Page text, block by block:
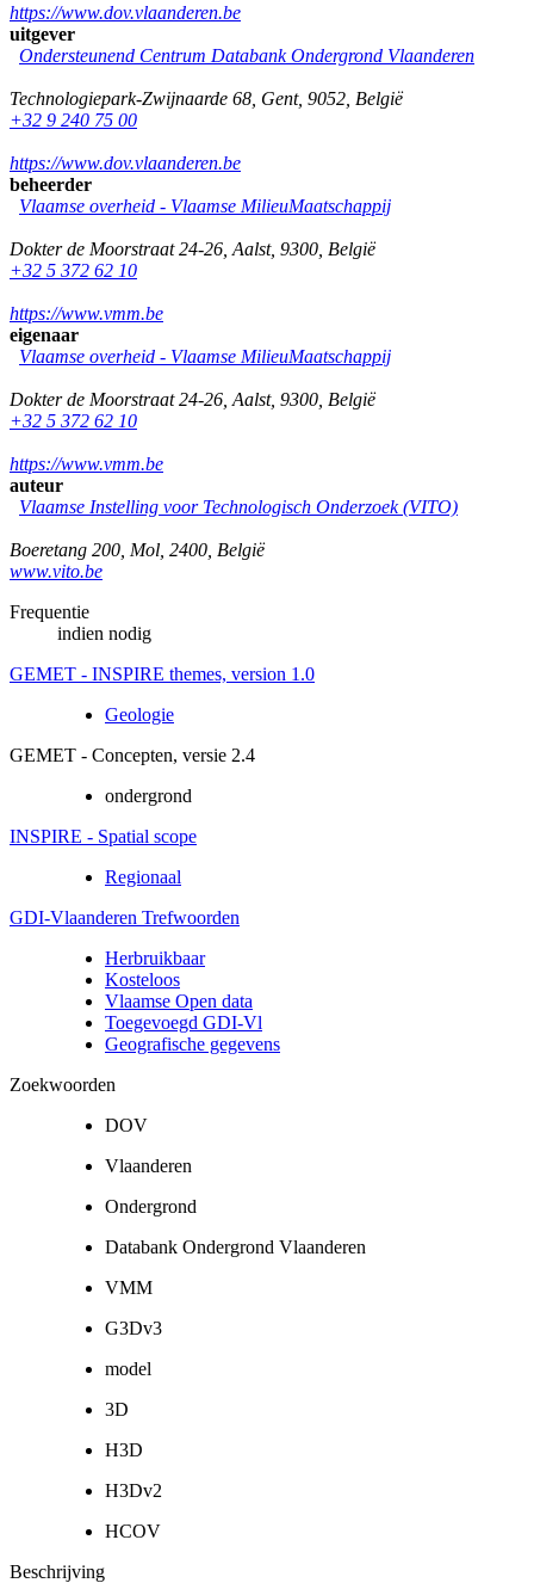
https://www.dov.vlaanderen.be
uitgever
Ondersteunend Centrum Databank Ondergrond Vlaanderen
Technologiepark-Zwijnaarde 68 Gent, 9052 België
+32 9 240 75 00
https://www.dov.vlaanderen.be
beheerder
Vlaamse overheid - Vlaamse MilieuMaatschappij
Dokter de Moorstraat 24-26 Aalst, 9300 België
+32 5 372 62 10
https://www.vmm.be
eigenaar
Vlaamse overheid - Vlaamse MilieuMaatschappij
Dokter de Moorstraat 24-26 Aalst, 9300 België
+32 5 372 62 10
https://www.vmm.be
auteur
Vlaamse Instelling voor Technologisch Onderzoek (VITO)
Boeretang 200 Mol 2400 België
www.vito.be
Frequentie
indien nodig
GEMET - INSPIRE themes, version 1.0
Geologie
GEMET - Concepten, versie 2.4
ondergrond
INSPIRE - Spatial scope
Regionaal
GDI-Vlaanderen Trefwoorden
Herbruikbaar
Kosteloos
Vlaamse Open data
Toegevoegd GDI-Vl
Geografische gegevens
Zoekwoorden
DOV
Vlaanderen
Ondergrond
Databank Ondergrond Vlaanderen
VMM
G3Dv3
model
3D
H3D
H3Dv2
HCOV
Beschrijving